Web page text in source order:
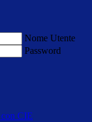
Nome Utente
Password
CIE